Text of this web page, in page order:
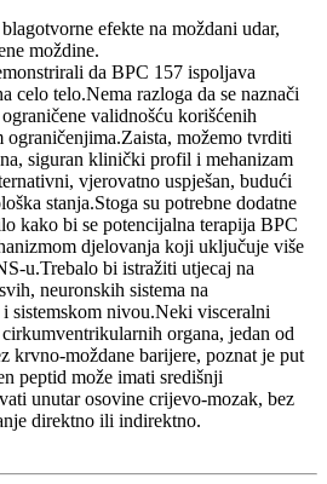
efekte na moždani udar,
moždine.
da BPC 157 ispoljava
celo telo.Nema razloga da se naznači
validnošću korišćenih
možemo tvrditi
siguran klinički profil i mehanizam
vjerovatno uspješan, budući
stanja.Stoga su potrebne dodatne
kako bi se potencijalna terapija BPC
djelovanja koji uključuje više
u.Trebalo bi istražiti utjecaj na
neuronskih sistema na
sistemskom nivou.Neki visceralni
organa, jedan od
krvno-moždane barijere, poznat je put
peptid može imati središnji
unutar osovine crijevo-mozak, bez
direktno ili indirektno.